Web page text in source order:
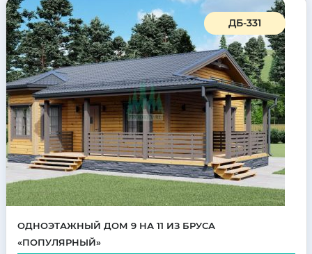
ДБ-331
ОДНОЭТАЖНЫЙ ДОМ 9 НА 11 ИЗ БРУСА
«ПОПУЛЯРНЫЙ»